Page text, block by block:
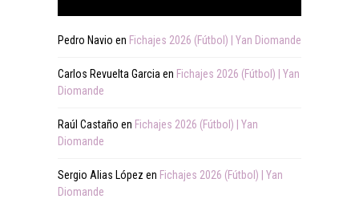
Pedro Navio en Fichajes 2026 (Fútbol) | Yan Diomande
Carlos Revuelta Garcia en Fichajes 2026 (Fútbol) | Yan
Diomande
Raúl Castaño en Fichajes 2026 (Fútbol) | Yan
Diomande
Sergio Alias López en Fichajes 2026 (Fútbol) | Yan
Diomande